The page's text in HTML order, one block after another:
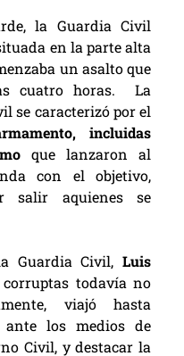
la Guardia Civil
en la parte alta
un asalto que
cuatro horas.La
se caracterizó por el
incluidas
que lanzaron al
con el objetivo,
salir aquienes se
Guardia Civil,Luis
todavía no
viajó hasta
ante los medios de
Civil, y destacar la